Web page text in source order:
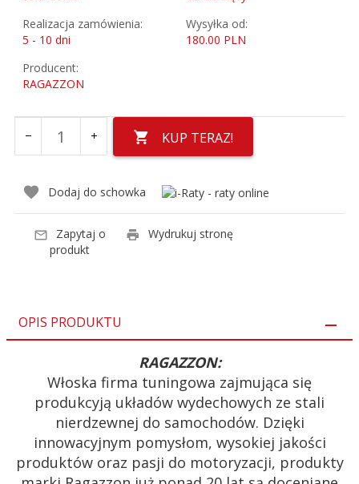
Realizacja zamówienia:
5 - 10 dni
Wysyłka od:
180.00 PLN
Producent:
RAGAZZON
KUP TERAZ!
Dodaj do schowka
Zapytaj o
produkt
Wydrukuj stronę
OPIS PRODUKTU
RAGAZZON:
Włoska firma tuningowa zajmująca się
produkcyją układów wydechowych ze stali
nierdzewnej do samochodów. Dzięki
innowacyjnym pomysłom, wysokiej jakości
produktów oraz pasji do motoryzacji, produkty